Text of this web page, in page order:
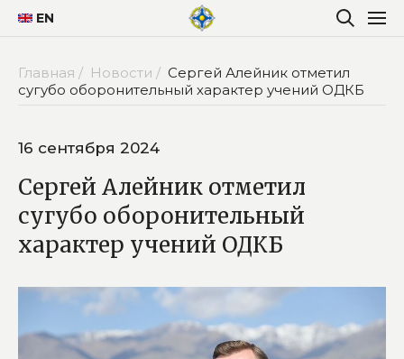
EN
Главная / Новости / Сергей Алейник отметил
сугубо оборонительный характер учений ОДКБ
16 сентября 2024
Сергей Алейник отметил
сугубо оборонительный
характер учений ОДКБ